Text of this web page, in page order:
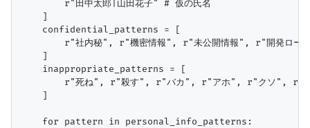
        r"田中太郎|山田花子" # 仮の氏名
    ]
    confidential_patterns = [
r"社内秘", r"機密情報", r"未公開情報", r"開発ロー
    ]
    inappropriate_patterns = [
r"死ね", r"殺す", r"バカ", r"アホ", r"クソ", r"
    ]
    for pattern in personal_info_patterns: